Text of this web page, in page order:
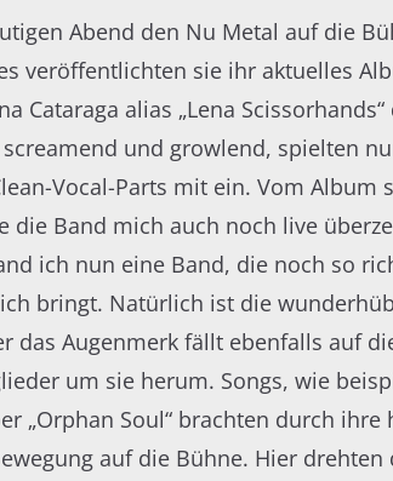
Abend den Nu Metal auf die
veröffentlichten sie ihr aktuelles
Cataraga alias „Lena Scissorhands“
und growlend, spielten
Vocal-Parts mit ein. Vom Album
die Band mich auch noch live
ich nun eine Band, die noch so
bringt. Natürlich ist die
das Augenmerk fällt ebenfalls auf
um sie herum. Songs, wie
„Orphan Soul“ brachten durch
auf die Bühne. Hier drehten